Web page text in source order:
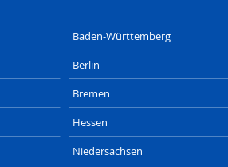
Baden-Württemberg
Berlin
Bremen
Hessen
Niedersachsen